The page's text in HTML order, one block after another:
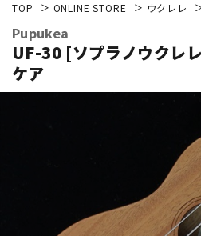
ドラム
TOP ONLINE STORE ウクレレ
Pupukea
UF-30 [ソプラノウクレ
ケア